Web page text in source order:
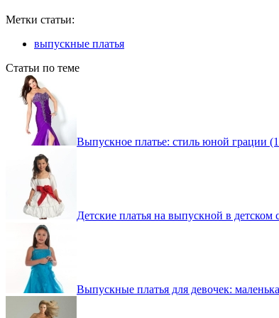
Метки статьи:
выпускные платья
Статьи по теме
Выпускное платье: стиль юной грации
Детские платья на выпускной в
Выпускные платья для девочек: